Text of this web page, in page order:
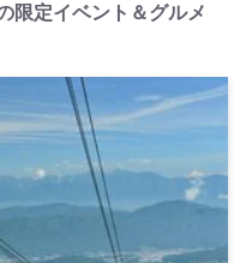
限定イベント＆グルメ